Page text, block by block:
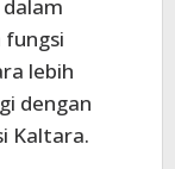
lebih
dengan
Kaltara.